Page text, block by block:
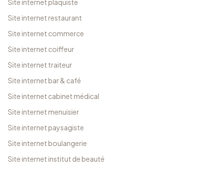
Site internet plaquiste
Site internet restaurant
Site internet commerce
Site internet coiffeur
Site internet traiteur
Site internet bar & café
Site internet cabinet médical
Site internet menuisier
Site internet paysagiste
Site internet boulangerie
Site internet institut de beauté